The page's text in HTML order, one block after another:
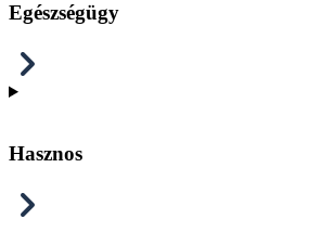
Egészségügy
Hasznos